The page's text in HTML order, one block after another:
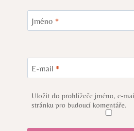
Jméno *
E-mail *
Uložit do prohlížeče jméno, e-
stránku pro budoucí komentáře.